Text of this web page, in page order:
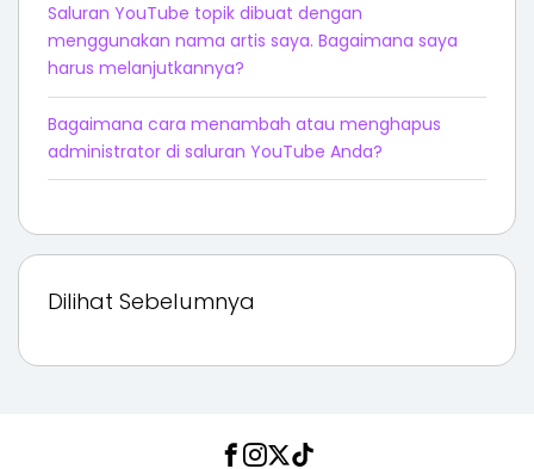
Saluran YouTube topik dibuat dengan
menggunakan nama artis saya. Bagaimana saya
harus melanjutkannya?
Bagaimana cara menambah atau menghapus
administrator di saluran YouTube Anda?
Dilihat Sebelumnya